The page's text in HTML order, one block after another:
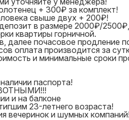
+ 300₽ за комплект!
свыше двух + 200₽!
в размере 2000₽/
квартиры горничной.
далее почасовое продление
оплата производится за
и минимальные сроки
паспорта!
и на балконе
23-летнего возраста!
вечеринок и шумных компаний!